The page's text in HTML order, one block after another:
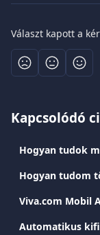
Választ kapott a
Kapcsolódó
Hogyan tudok
Hogyan tudom
Viva.com Mobil
Automatikus